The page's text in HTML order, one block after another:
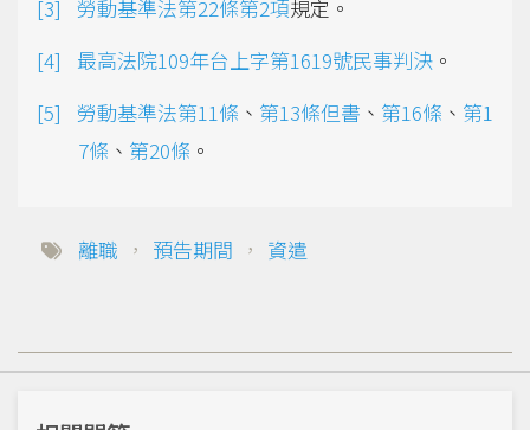
勞動基準法第22條第2項規定。
最高法院109年台上字第1619號民事判決 。
勞動基準法第11條 、 第13條但書 、 第16條 、 第1
7條 、 第20條 。
離職 ， 預告期間 ， 資遣